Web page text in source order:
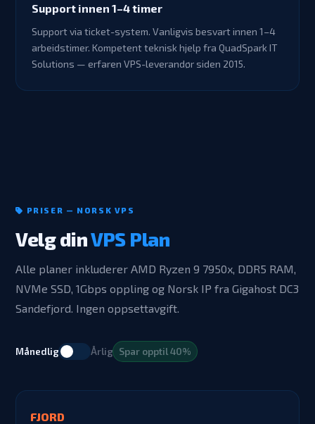
Support innen 1–4 timer
Support via ticket-system. Vanligvis besvart innen 1–4
arbeidstimer. Kompetent teknisk hjelp fra QuadSpark IT
Solutions — erfaren VPS-leverandør siden 2015.
PRISER — NORSK VPS
Velg dinVPS Plan
Alle planer inkluderer AMD Ryzen 9 7950x, DDR5 RAM,
NVMe SSD, 1Gbps oppling og Norsk IP fra Gigahost DC3
Sandefjord. Ingen oppsettavgift.
Månedlig Årlig Spar opptil 40%
FJORD